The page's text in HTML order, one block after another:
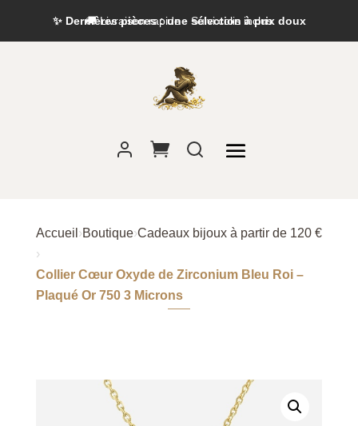
✨ Dernières pièces : une sélection à prix doux
Accueil ›Boutique›Cadeaux bijoux à partir de 120 €
›
Collier Cœur Oxyde de Zirconium Bleu Roi –
Plaqué Or 750 3 Microns